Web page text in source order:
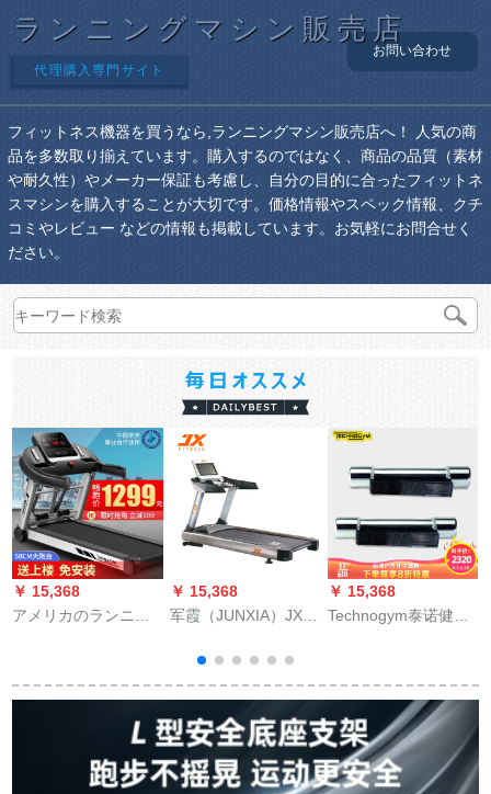
ランニングマシン販売店
代理購入専門サイト
お問い合わせ
フィットネス機器を買うなら,ランニングマシン販売店へ！ 人気の商
品を多数取り揃えています。購入するのではなく、商品の品質（素材
や耐久性）やメーカー保証も考慮し、自分の目的に合ったフィットネ
スマシンを購入することが大切です。価格情報やスペック情報、クチ
コミやレビュー などの情報も掲載しています。お気軽にお問合せく
ださい。
￥ 15,368
アメリカのランニン
す。ブティックスト
材をしたのです。ス
トールトルーツのト
ゥルス版【多機能】
￥ 15,368
军霞（JUNXIA）JX-
ンニグマチン知能ト
レニム器材
￥ 15,368
Technogym泰诺健
ニッシュベース入力